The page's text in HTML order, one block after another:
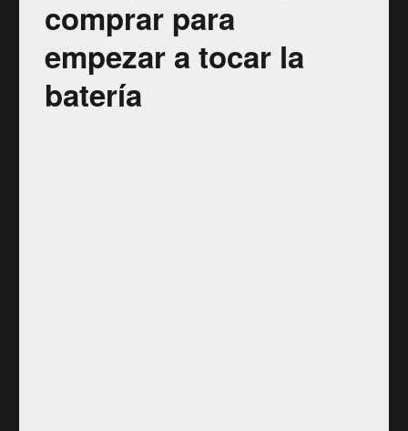
comprar para
empezar a tocar la
batería